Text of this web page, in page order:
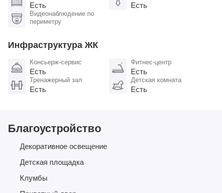
Есть Есть
Видеонаблюдение по
периметру
Инфраструктура ЖК
Консьерж-сервис
Есть
Фитнес-центр
Есть
Тренажерный зал
Есть
Детская комната
Есть
Благоустройство
Декоративное освещение
Детская площадка
Клумбы